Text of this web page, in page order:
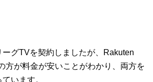
グTVを契約しましたが、Rakuten
方が料金が安いことがわかり、両方を
います。